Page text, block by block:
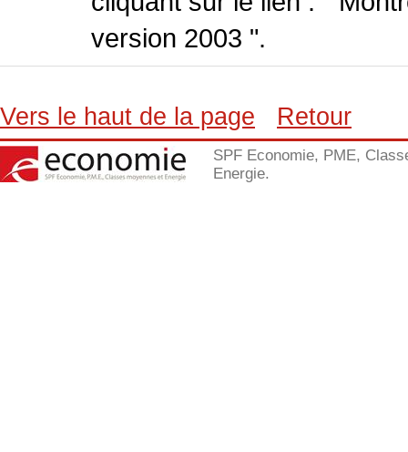
version 2003 ".
Vers le haut de la page Retour
SPF Economie, PME,
Energie.